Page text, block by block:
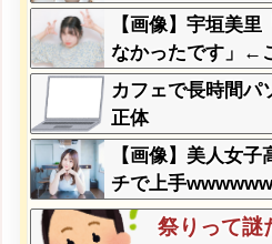
【画像】宇垣美
なかったです」←
w w w w w w
カフェで長時間パ
正体
【画像】美人女
チで上手
祭りって謎